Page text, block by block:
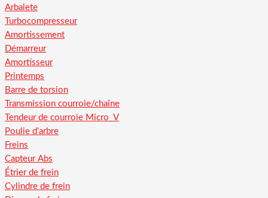
Arbalete
Turbocompresseur
Amortissement
Démarreur
Amortisseur
Printemps
Barre de torsion
Transmission courroie/chaîne
Tendeur de courroie Micro_V
Poulie d'arbre
Freins
Capteur Abs
Étrier de frein
Cylindre de frein